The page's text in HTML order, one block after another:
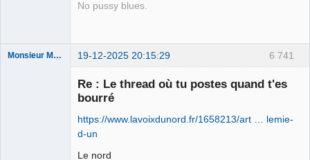
No pussy blues.
6 741
Monsieur Maurice 19-12-2025 20:15:29
Re : Le thread où tu postes quand t'es
bourré
https://www.lavoixdunord.fr/1658213/art … lemie-
d-un
Le nord